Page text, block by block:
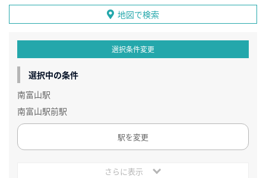
地図で検索
選択条件変更
選択中の条件
南富山駅
南富山駅前駅
駅を変更
さらに表示